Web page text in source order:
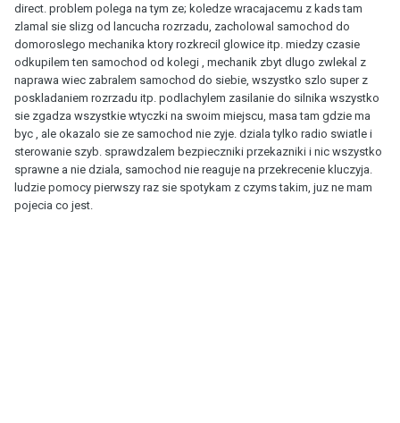
direct. problem polega na tym ze; koledze wracajacemu z kads tam
zlamal sie slizg od lancucha rozrzadu, zacholowal samochod do
domoroslego mechanika ktory rozkrecil glowice itp. miedzy czasie
odkupilem ten samochod od kolegi , mechanik zbyt dlugo zwlekal z
naprawa wiec zabralem samochod do siebie, wszystko szlo super z
poskladaniem rozrzadu itp. podlachylem zasilanie do silnika wszystko
sie zgadza wszystkie wtyczki na swoim miejscu, masa tam gdzie ma
byc , ale okazalo sie ze samochod nie zyje. dziala tylko radio swiatle i
sterowanie szyb. sprawdzalem bezpieczniki przekazniki i nic wszystko
sprawne a nie dziala, samochod nie reaguje na przekrecenie kluczyja.
ludzie pomocy pierwszy raz sie spotykam z czyms takim, juz ne mam
pojecia co jest.